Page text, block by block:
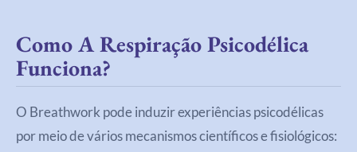
Como A Respiração Psicodélica
Funciona?
O Breathwork pode induzir experiências psicodélicas
por meio de vários mecanismos científicos e fisiológicos: